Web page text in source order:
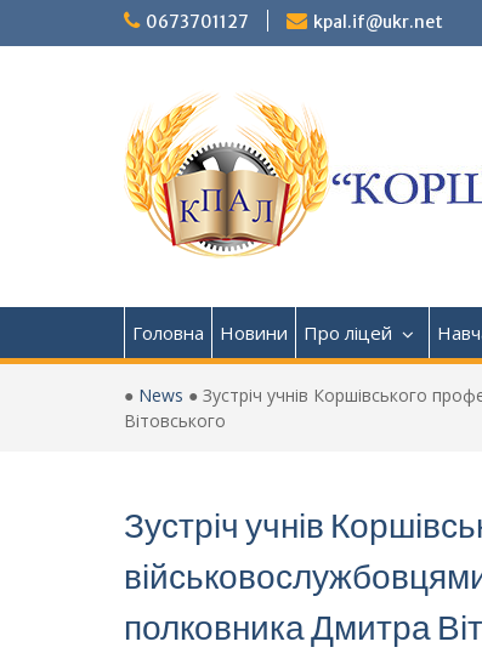
0673701127
kpal.if@ukr.net
Головна Новини Про ліцей
● News ● Зустріч учнів Коршівського
Вітовського
Зустріч учнів
полковника Дмитра